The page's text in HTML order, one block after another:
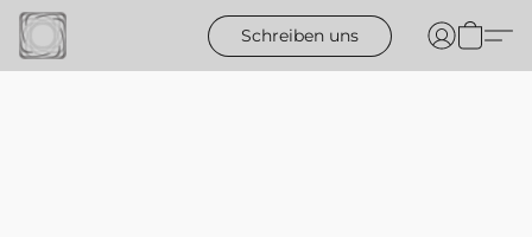
Schreiben uns